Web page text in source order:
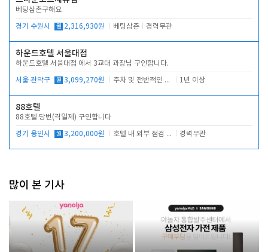
베팅삼촌구해요
경기 수원시 월 2,316,930원 베팅삼촌 경력무관
하운드호텔 서울대점
하운드호텔 서울대점 에서 3교대 과장님 구인합니다.
서울 관악구 월 3,099,270원 주차 및 전반적인 당번업무 1년 이상
88호텔
88호텔 당번(격일제) 구인합니다
경기 용인시 월 3,200,000원 호텔 내 외부 점검 및 프런트 운영 경력무관
많이 본 기사